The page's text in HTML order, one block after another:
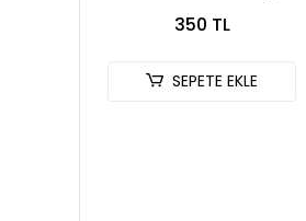
350 TL
SEPETE EKLE